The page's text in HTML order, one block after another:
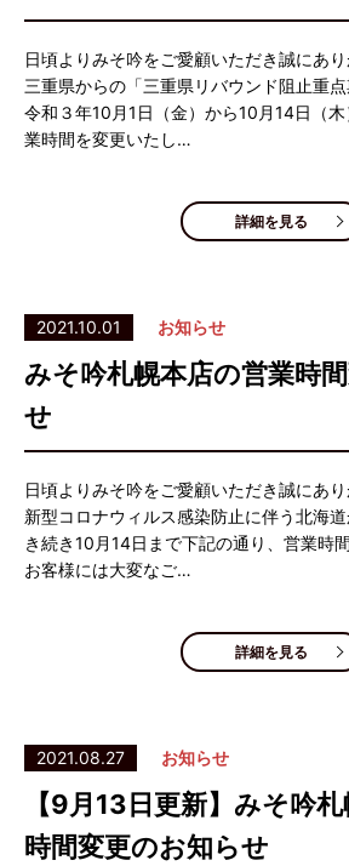
日頃よりみそ吟をご愛顧いただき誠にあり
三重県からの「三重県リバウンド阻止重点
令和３年10月1日（金）から10月14日（
業時間を変更いたし…
詳細を見る
2021.10.01 お知らせ
みそ吟札幌本店の営業時
せ
日頃よりみそ吟をご愛顧いただき誠にあり
新型コロナウィルス感染防止に伴う北海
き続き10月14日まで下記の通り、営業時
お客様には大変なご…
詳細を見る
2021.08.27 お知らせ
【9月13日更新】みそ吟
時間変更のお知らせ